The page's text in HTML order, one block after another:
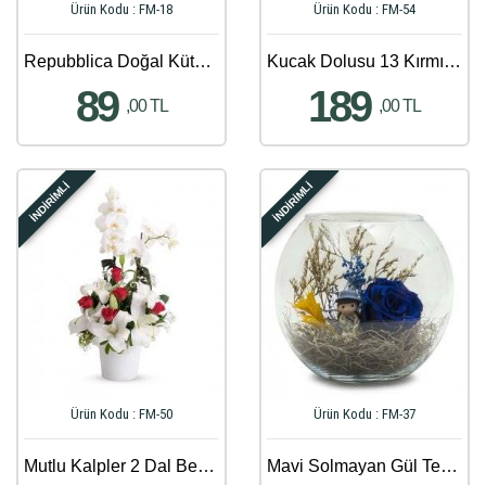
Ürün Kodu : FM-18
Repubblica Doğal Kütükte Renkli Gerberalar
89 ,00 TL
Ürün Kodu : FM-54
Kucak Dolusu 13 Kırmızı Gül Buketi
189 ,00 TL
İNDİRİMLİ
Ürün Kodu : FM-50
Mutlu Kalpler 2 Dal Beyaz Orkide Aranjmanı
İNDİRİMLİ
Ürün Kodu : FM-37
Mavi Solmayan Gül Teraryum